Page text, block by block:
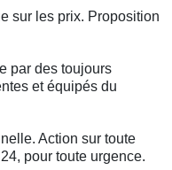
sur les prix. Proposition
par des toujours
et équipés du
Action sur toute
pour toute urgence.